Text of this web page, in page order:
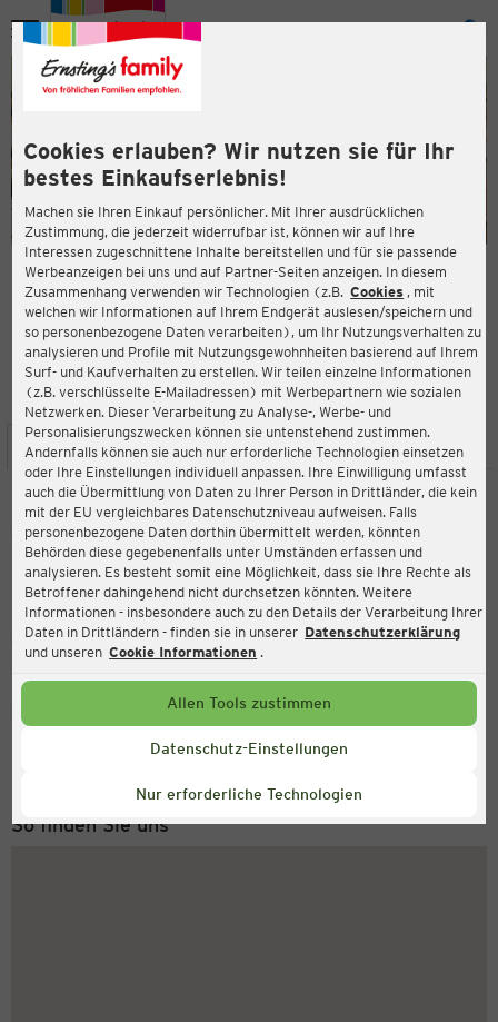
Cookies erlauben? Wir nutzen sie für Ihr
bestes Einkaufserlebnis!
Machen sie Ihren Einkauf persönlicher. Mit Ihrer ausdrücklichen
Zustimmung, die jederzeit widerrufbar ist, können wir auf Ihre
Interessen zugeschnittene Inhalte bereitstellen und für sie passende
Werbeanzeigen bei uns und auf Partner-Seiten anzeigen. In diesem
Zusammenhang verwenden wir Technologien (z.B. Cookies , mit
welchen wir Informationen auf Ihrem Endgerät auslesen/speichern und
so personenbezogene Daten verarbeiten), um Ihr Nutzungsverhalten zu
analysieren und Profile mit Nutzungsgewohnheiten basierend auf Ihrem
Surf- und Kaufverhalten zu erstellen. Wir teilen einzelne Informationen
(z.B. verschlüsselte E-Mailadressen) mit Werbepartnern wie sozialen
Netzwerken. Dieser Verarbeitung zu Analyse-, Werbe- und
Personalisierungszwecken können sie untenstehend zustimmen.
Andernfalls können sie auch nur erforderliche Technologien einsetzen
oder Ihre Einstellungen individuell anpassen. Ihre Einwilligung umfasst
auch die Übermittlung von Daten zu Ihrer Person in Drittländer, die kein
mit der EU vergleichbares Datenschutzniveau aufweisen. Falls
personenbezogene Daten dorthin übermittelt werden, könnten
Behörden diese gegebenenfalls unter Umständen erfassen und
analysieren. Es besteht somit eine Möglichkeit, dass sie Ihre Rechte als
Betroffener dahingehend nicht durchsetzen könnten. Weitere
Informationen - insbesondere auch zu den Details der Verarbeitung Ihrer
Daten in Drittländern - finden sie in unserer Datenschutzerklärung
und unseren Cookie Informationen .
Allen Tools zustimmen
Datenschutz-Einstellungen
Nur erforderliche Technologien
Menü
ERNSTING'S FAMILY FILIALE
Magdeburger Str. 16a
39646 Oebisfelde
4,0
Bewertung:
STANDORT SERVICES SORTIMENT AKTIONEN
Ernsting's family
Magdeburger Str. 16a, 39646 Oebisfelde
Aktuell:
Geschlossen
Service Hotline
+49 (0) 2546 / 98 999 98
So finden Sie uns